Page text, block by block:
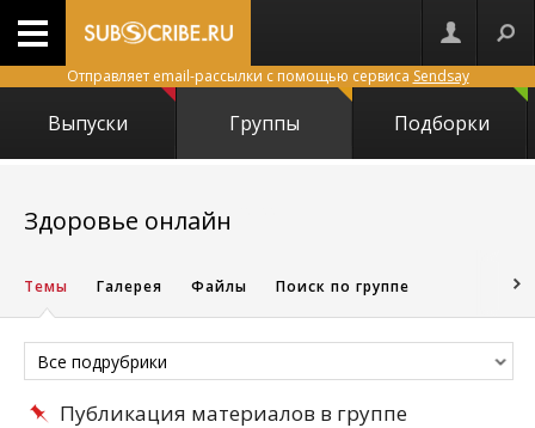
Отправляет email-рассылки с помощью сервиса Sendsay
Выпуски Группы Подборки
Здоровье онлайн
Темы Галерея Файлы Поиск по группе
Все подрубрики
Публикация материалов в группе